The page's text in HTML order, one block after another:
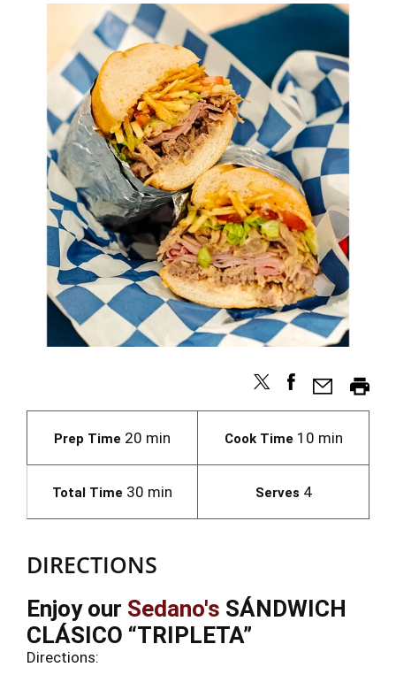
Prep Time 20 min Cook Time 10 min
Total Time 30 min Serves 4
DIRECTIONS
Enjoy our Sedano's SÁNDWICH
CLÁSICO “TRIPLETA”
Directions: